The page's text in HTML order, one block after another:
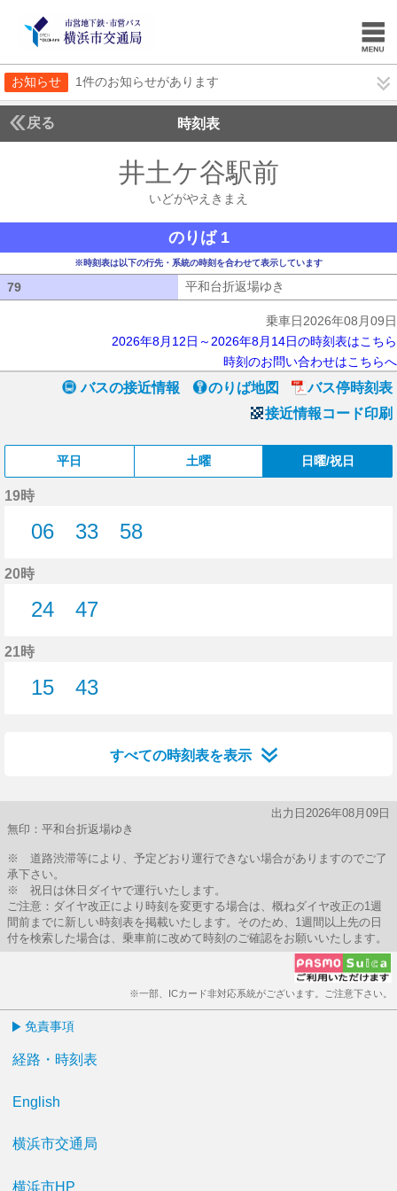
お知らせ 1件のお知らせがあります
戻る 時刻表
井土ケ谷駅前
いどがやえきまえ
のりば 1
※時刻表は以下の行先・系統の時刻を合わせて表示しています
79 平和台折返場ゆき
乗車日2026年08月09日
2026年8月12日～2026年8月14日の時刻表はこちら
時刻のお問い合わせはこちらへ
バスの接近情報 のりば地図
バス停時刻表
接近情報コード印刷
平日 土曜 日曜/祝日
19時
06
33
58
20時
24
47
21時
15
43
すべての時刻表を表示
出力日2026年08月09日
無印：平和台折返場ゆき
※ 道路渋滞等により、予定どおり運行できない場合がありますのでご了
承下さい。
※ 祝日は休日ダイヤで運行いたします。
ご注意：ダイヤ改正により時刻を変更する場合は、概ねダイヤ改正の1週
間前までに新しい時刻表を掲載いたします。そのため、1週間以上先の日
付を検索した場合は、乗車前に改めて時刻のご確認をお願いいたします。
※一部、ICカード非対応系統がございます。ご注意下さい。
免責事項
経路・時刻表
English
横浜市交通局
横浜市HP